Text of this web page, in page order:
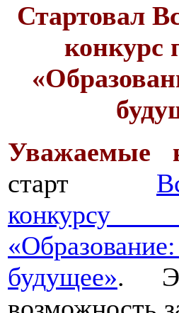
Стартовал
конкурс
Уважаемые
старт
конкурсу
будущее».